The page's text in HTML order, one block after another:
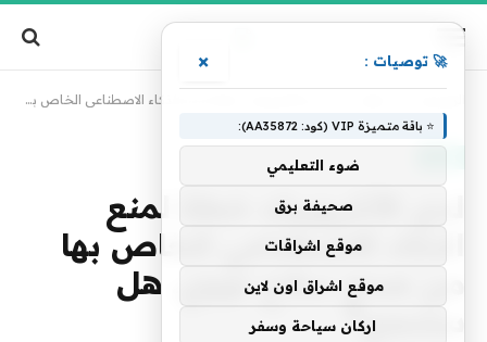
لدى الأنثروبيك خطة لمنع الذكاء الاصطناعي الخاص بها من صنع سلاح نووي. هل ستنجح؟
لدى الأنثروبيك خطة لمنع
الذكاء الاصطناعي الخاص بها
من صنع سلاح نووي. هل
ستنجح؟
🚀 توصيات : ×
⭐ باقة متميزة VIP (كود: AA35872):
ضوء التعليمي
صحيفة برق
موقع اشراقات
موقع اشراق اون لاين
اركان سياحة وسفر